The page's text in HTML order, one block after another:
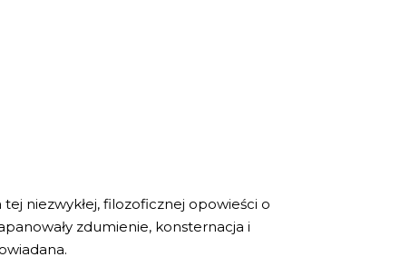
niezwykłej, filozoficznej opowieści o
zdumienie, konsternacja i